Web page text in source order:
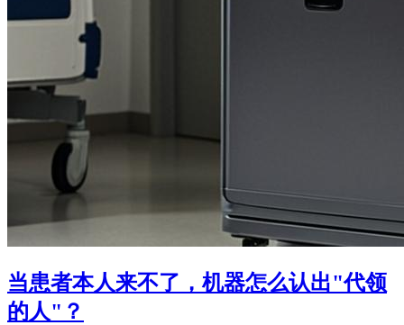
当患者本人来不了，机器怎么认出"代领
的人"？